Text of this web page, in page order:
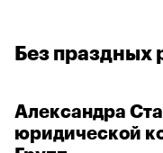
Без праздных
Александра
юридической